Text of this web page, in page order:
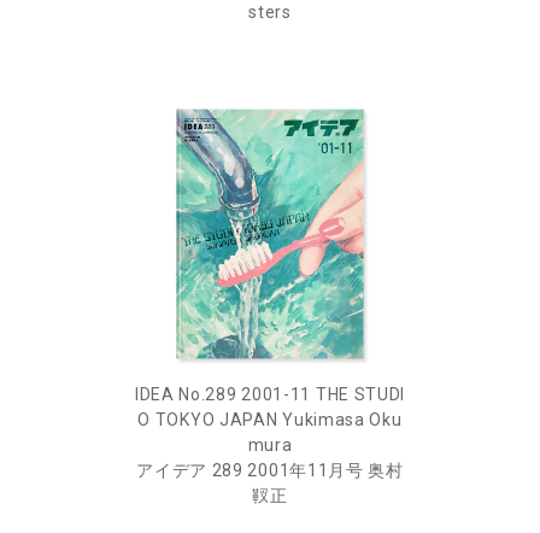
sters
IDEA No.289 2001-11 THE STUDI
O TOKYO JAPAN Yukimasa Oku
mura
アイデア 289 2001年11月号 奥村
靫正